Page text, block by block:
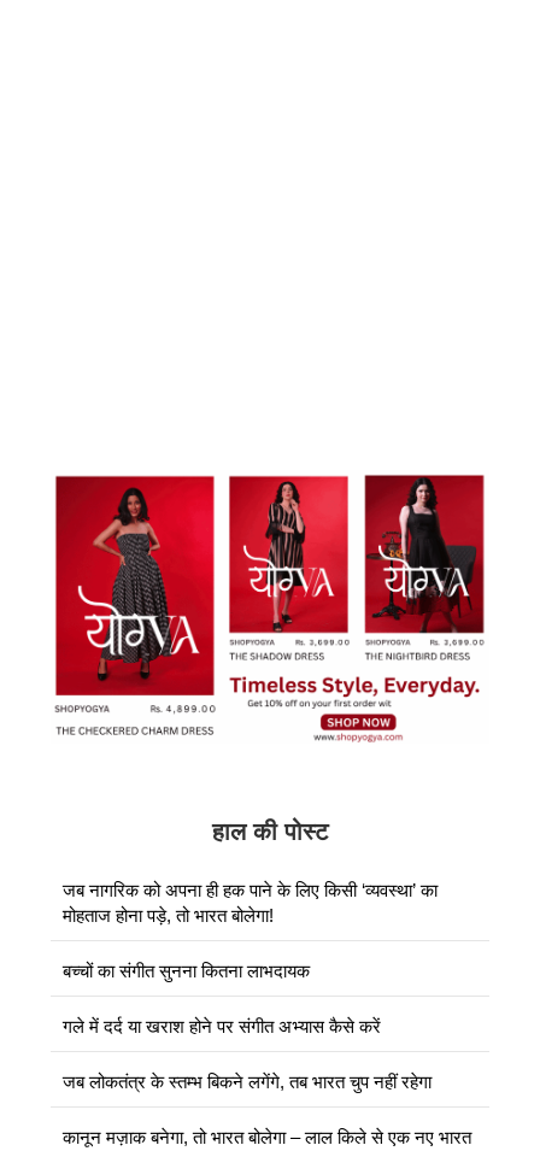
हाल की पोस्ट
जब नागरिक को अपना ही हक पाने के लिए किसी ‘व्यवस्था’ का
मोहताज होना पड़े, तो भारत बोलेगा!
बच्चों का संगीत सुनना कितना लाभदायक
गले में दर्द या खराश होने पर संगीत अभ्यास कैसे करें
जब लोकतंत्र के स्तम्भ बिकने लगेंगे, तब भारत चुप नहीं रहेगा
कानून मज़ाक बनेगा, तो भारत बोलेगा – लाल किले से एक नए भारत